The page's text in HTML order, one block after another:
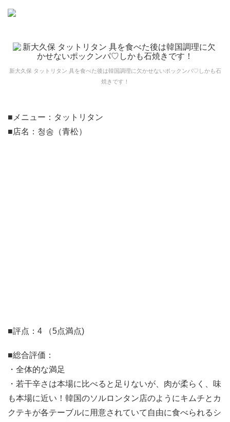
新大久保 タットリタン 具を食べた後は韓国調理に欠かせないポックンパ♡しかも石
焼きです！
■メニュー：タットリタン
■店名：청송（青松）
■評点：4 （5点満点)
■総合評価：
・全体的な満足
・若干辛さは本場に比べると足りないが、肉が柔らく、味
も本場に近い！韓国のソルロンタン店のようにキムチとカ
クテキが各テーブルに用意されていて自由に食べられるシ